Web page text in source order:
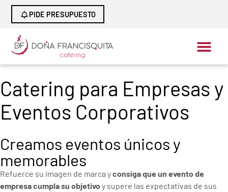
PIDE PRESUPUESTO
Catering para Empresas y
Eventos Corporativos
Creamos eventos únicos y
memorables
Refuerce su imagen de marca yconsiga que un evento de
empresa cumpla su objetivoy supere las expectativas de sus